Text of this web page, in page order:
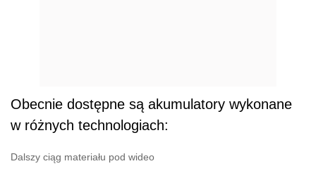
Obecnie dostępne są akumulatory wykonane
w różnych technologiach:
Dalszy ciąg materiału pod wideo